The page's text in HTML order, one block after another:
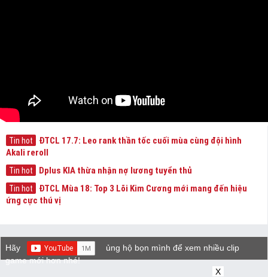
Tin hot
ĐTCL 17.7: Leo rank thần tốc cuối mùa cùng đội hình
Akali reroll
Tin hot Dplus KIA thừa nhận nợ lương tuyển thủ
Tin hot
ĐTCL Mùa 18: Top 3 Lõi Kim Cương mới mang đến hiệu
ứng cực thú vị
Hãy
ủng hộ bọn mình để xem nhiều clip
game mới hơn nhé!
X